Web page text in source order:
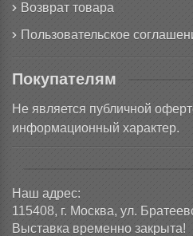
Возврат товара
Пользовательское
Покупателям
Не является публичной
информационный характер.
Наш адрес:
115408, г. Москва, ул.
Выставка временно закрыта!